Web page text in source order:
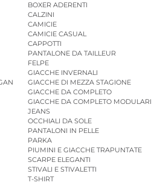
BOXER ADERENTI
CALZINI
CAMICIE
CAMICIE CASUAL
CAPPOTTI
PANTALONE DA TAILLEUR
FELPE
GIACCHE INVERNALI
GIACCHE DI MEZZA STAGIONE
GIACCHE DA COMPLETO
GIACCHE DA COMPLETO MODULARI
JEANS
OCCHIALI DA SOLE
PANTALONI IN PELLE
PARKA
PIUMINI E GIACCHE TRAPUNTATE
SCARPE ELEGANTI
STIVALI E STIVALETTI
T-SHIRT